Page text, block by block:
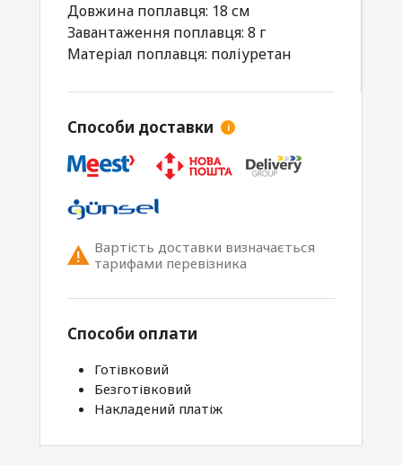
Довжина поплавця: 18 см
Завантаження поплавця: 8 г
Матеріал поплавця: поліуретан
Способи доставки i
Вартість доставки визначається
тарифами перевізника
Способи оплати
Готівковий
Безготівковий
Накладений платіж